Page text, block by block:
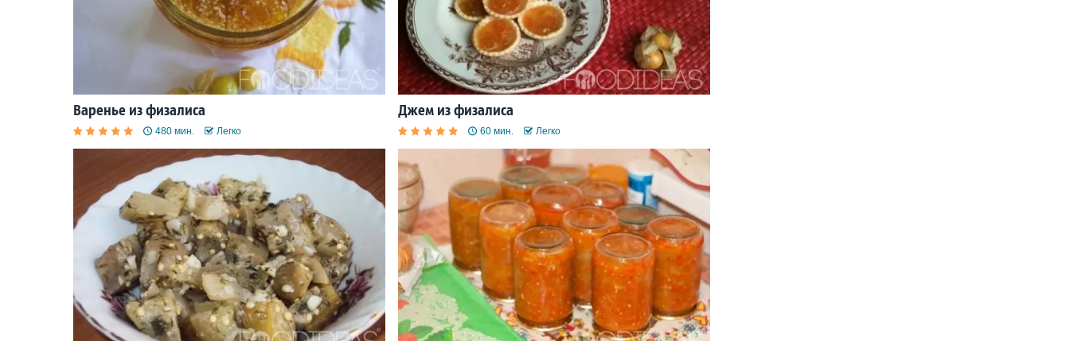
Варенье из физалиса
480 мин. Легко
Джем из физалиса
60 мин. Легко